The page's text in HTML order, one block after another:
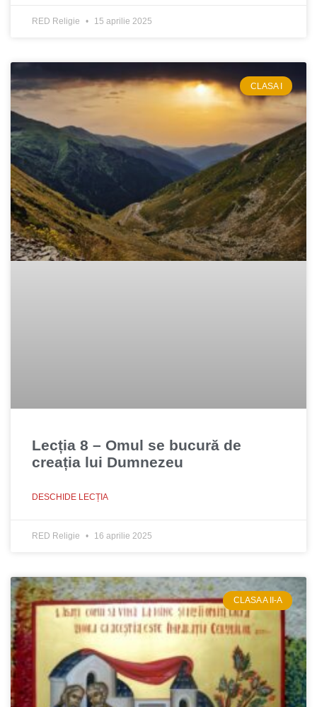
RED Religie 15 aprilie 2025
CLASA I
Lecția 8 – Omul se bucură de
creația lui Dumnezeu
DESCHIDE LECȚIA
RED Religie 16 aprilie 2025
CLASA A II-A